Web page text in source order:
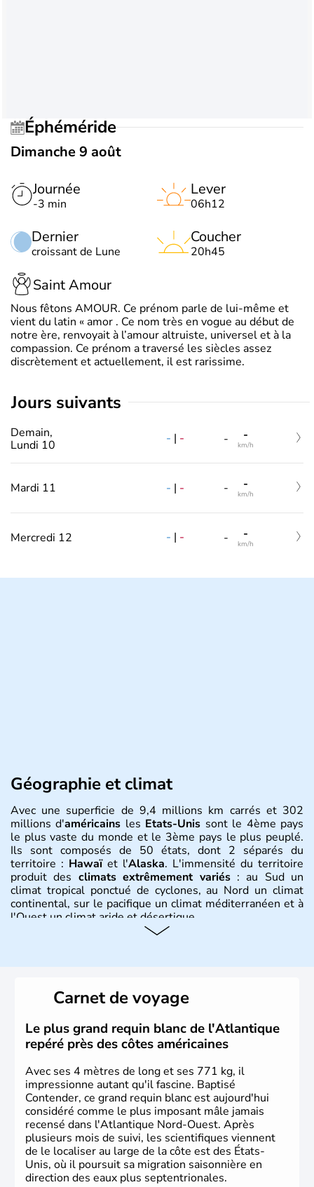
Éphéméride
Dimanche 9 août
Journée
-3 min
Dernier
croissant de Lune
Lever
06h12
Coucher
20h45
Saint Amour
Nous fêtons AMOUR. Ce prénom parle de lui-même et
vient du latin « amor . Ce nom très en vogue au début de
notre ère, renvoyait à l’amour altruiste, universel et à la
compassion. Ce prénom a traversé les siècles assez
discrètement et actuellement, il est rarissime.
jours suivants
Demain,
Lundi 10
- | - - -
km/h
Mardi 11 - | - - -
km/h
Mercredi 12 - | - - -
km/h
Géographie et climat
Avec une superficie de 9,4 millions km carrés et 302
millions d'américains les Etats-Unis sont le 4ème pays
le plus vaste du monde et le 3ème pays le plus peuplé.
Ils sont composés de 50 états, dont 2 séparés du
territoire : Hawaïet l'Alaska. L'immensité du territoire
produit des climats extrêmement variés: au Sud un
climat tropical ponctué de cyclones, au Nord un climat
continental, sur le pacifique un climat méditerranéen et à
l'Ouest un climat aride et désertique.
Plusieurs populations se sont succédées avant l'arrivée
des européens, suite à la découverte du continent par
Christophe Colomb en 1492. Les 13 colonies
britanniques proclament la Déclaration d'indépendance
en 1776 et adoptent leur première constitution en 1787.
La conquête de l'Ouest marque ensuite l'entrée dans une
phase de développement intense.
Carnet de voyage
Le plus grand requin blanc de l'Atlantique
repéré près des côtes américaines
Avec ses 4 mètres de long et ses 771 kg, il
impressionne autant qu'il fascine. Baptisé
Contender, ce grand requin blanc est aujourd'hui
considéré comme le plus imposant mâle jamais
recensé dans l'Atlantique Nord-Ouest. Après
plusieurs mois de suivi, les scientifiques viennent
de le localiser au large de la côte est des États-
Unis, où il poursuit sa migration saisonnière en
direction des eaux plus septentrionales.